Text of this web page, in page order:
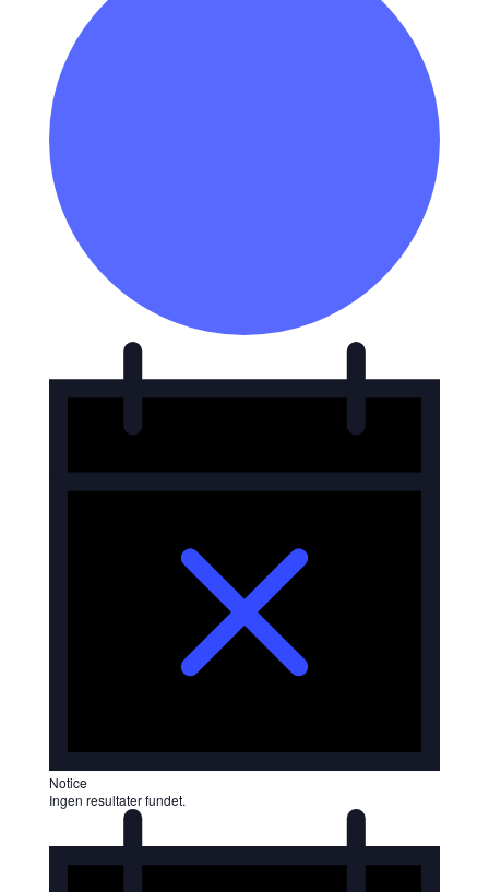
Forestillinger
Notice
Ingen resultater fundet.